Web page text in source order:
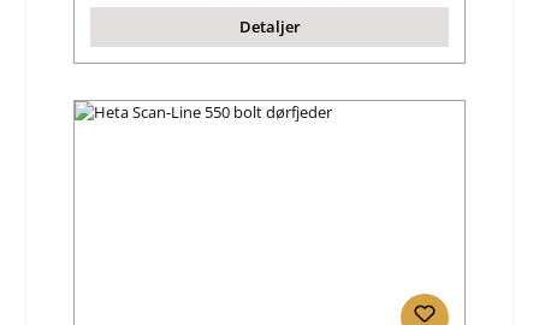
Detaljer